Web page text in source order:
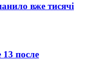
вже тисячі
после